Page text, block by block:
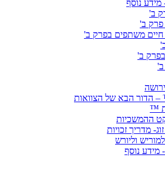
מידע נוסף
ב'
פרק ב'
חיים משתפים בפרק ב'
בפרק ב'
ב'
הדור הבא של הצוואות
™
ההמשכיות
מדריך זכויות
וליורש
מידע נוסף